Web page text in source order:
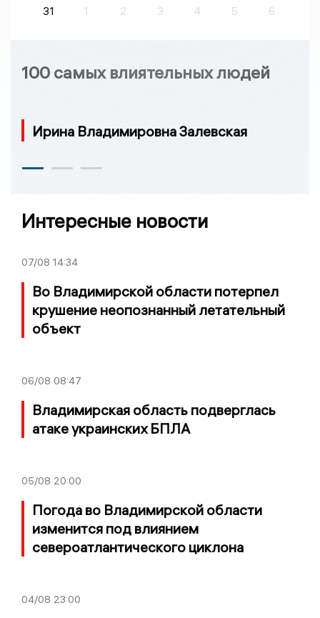
31
1 2 3 4 5 6
100 самых влиятельных людей
Ирина Владимировна Залевская
Интересные новости
07/08 14:34
Во Владимирской области потерпел
крушение неопознанный летательный
объект
06/08 08:47
Владимирская область подверглась
атаке украинских БПЛА
05/08 20:00
Погода во Владимирской области
изменится под влиянием
североатлантического циклона
04/08 23:00